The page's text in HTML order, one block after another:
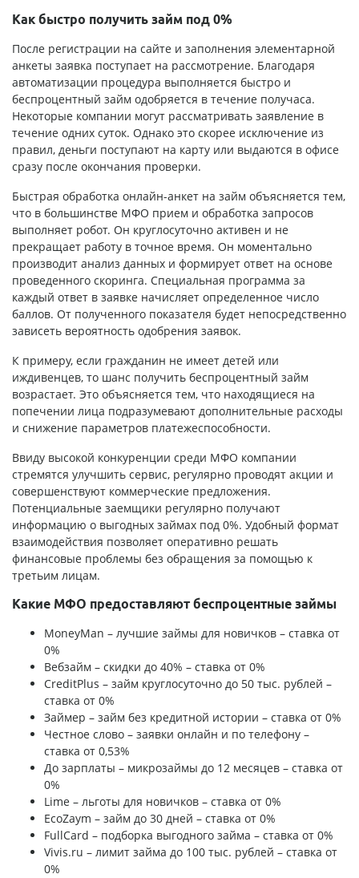
Как быстро получить займ под 0%
После регистрации на сайте и заполнения элементарной
анкеты заявка поступает на рассмотрение. Благодаря
автоматизации процедура выполняется быстро и
беспроцентный займ одобряется в течение получаса.
Некоторые компании могут рассматривать заявление в
течение одних суток. Однако это скорее исключение из
правил, деньги поступают на карту или выдаются в офисе
сразу после окончания проверки.
Быстрая обработка онлайн-анкет на займ объясняется тем,
что в большинстве МФО прием и обработка запросов
выполняет робот. Он круглосуточно активен и не
прекращает работу в точное время. Он моментально
производит анализ данных и формирует ответ на основе
проведенного скоринга. Специальная программа за
каждый ответ в заявке начисляет определенное число
баллов. От полученного показателя будет непосредственно
зависеть вероятность одобрения заявок.
К примеру, если гражданин не имеет детей или
иждивенцев, то шанс получить беспроцентный займ
возрастает. Это объясняется тем, что находящиеся на
попечении лица подразумевают дополнительные расходы
и снижение параметров платежеспособности.
Ввиду высокой конкуренции среди МФО компании
стремятся улучшить сервис, регулярно проводят акции и
совершенствуют коммерческие предложения.
Потенциальные заемщики регулярно получают
информацию о выгодных займах под 0%. Удобный формат
взаимодействия позволяет оперативно решать
финансовые проблемы без обращения за помощью к
третьим лицам.
Какие МФО предоставляют беспроцентные займы
MoneyMan – лучшие займы для новичков – ставка от
0%
Вебзайм – скидки до 40% – ставка от 0%
CreditPlus – займ круглосуточно до 50 тыс. рублей –
ставка от 0%
Займер – займ без кредитной истории – ставка от 0%
Честное слово – заявки онлайн и по телефону –
ставка от 0,53%
До зарплаты – микрозаймы до 12 месяцев – ставка от
0%
Lime – льготы для новичков – ставка от 0%
EcoZaym – займ до 30 дней – ставка от 0%
FullCard – подборка выгодного займа – ставка от 0%
Vivis.ru – лимит займа до 100 тыс. рублей – ставка от
0%